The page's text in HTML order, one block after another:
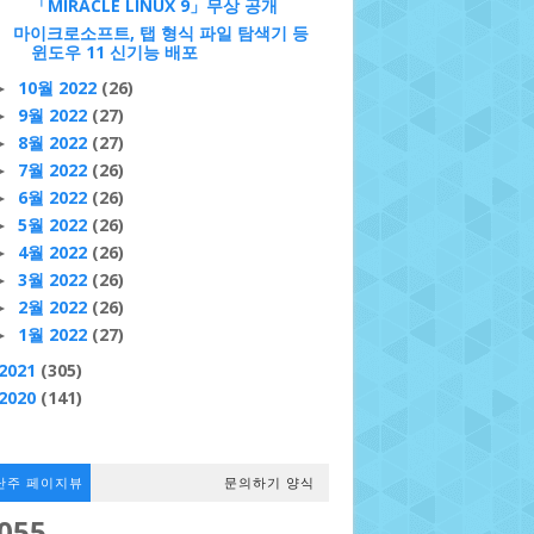
「MIRACLE LINUX 9」무상 공개
마이크로소프트, 탭 형식 파일 탐색기 등
윈도우 11 신기능 배포
10월 2022 (26)
9월 2022 (27)
8월 2022 (27)
7월 2022 (26)
6월 2022 (26)
5월 2022 (26)
4월 2022 (26)
3월 2022 (26)
2월 2022 (26)
1월 2022 (27)
2021 (305)
2020 (141)
주 페이지뷰 문의하기 양식